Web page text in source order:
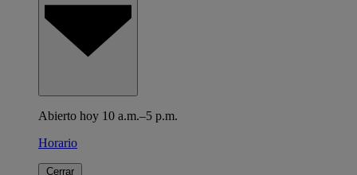
Abierto hoy 10 a.m.–5 p.m.
Horario
Cerrar